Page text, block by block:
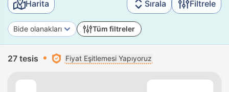
Harita Sırala Filtrele
Bide olanakları Tüm filtreler
27 tesis Fiyat Eşitlemesi Yapıyoruz